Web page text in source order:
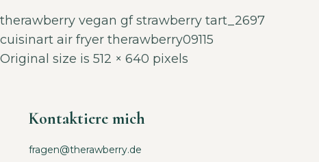
therawberry vegan gf strawberry tart_2697
cuisinart air fryer therawberry09115
Original size is 512 × 640 pixels
Kontaktiere mich
fragen@therawberry.de